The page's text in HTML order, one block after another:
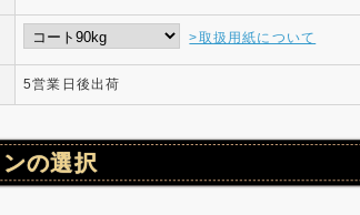
>取扱用紙について
5営業日後出荷
の選択